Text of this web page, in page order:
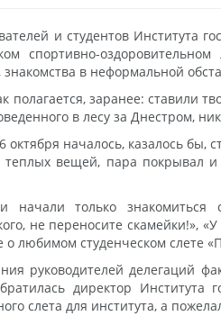
и студентов Института
спортивно-
знакомства в неформальной
полагается, заранее: ставили
в лесу за Днестром,
октября началось, казалось бы,
вещей, пара покрывал и
начали только
не переносите скамейки!»,
любимом студенческом слете
руководителей делегаций
директор
слета для института, а